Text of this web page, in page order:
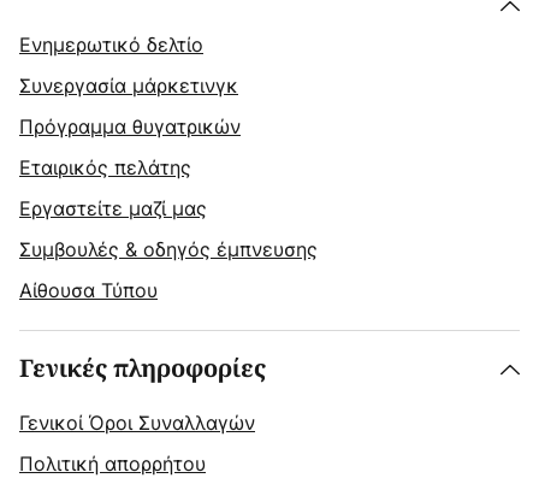
Ενημερωτικό δελτίο
Συνεργασία μάρκετινγκ
Πρόγραμμα θυγατρικών
Εταιρικός πελάτης
Εργαστείτε μαζί μας
Συμβουλές & οδηγός έμπνευσης
Αίθουσα Τύπου
Γενικές πληροφορίες
Γενικοί Όροι Συναλλαγών
Πολιτική απορρήτου